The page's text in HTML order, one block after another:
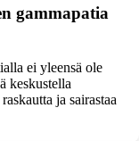
gammapatia
ei yleensä ole
keskustella
ja sairastaa